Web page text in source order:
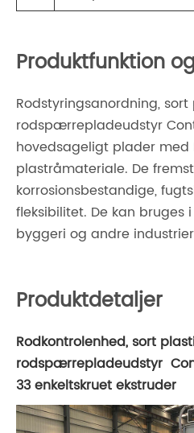
Produktfunktion
Rodstyringsanordning, sort
rodspærrepladeudstyr
hovedsageligt plader med
plastråmateriale. De
korrosionsbestandige,
fleksibilitet. De kan bruges
byggeri og andre
Produktdetaljer
Rodkontrolenhed, sort
rodspærrepladeudstyr
33 enkeltskruet ekstruder